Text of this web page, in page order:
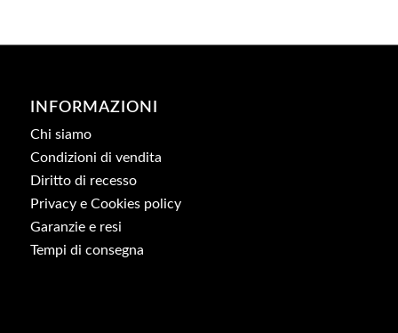
INFORMAZIONI
Chi siamo
Condizioni di vendita
Diritto di recesso
Privacy e Cookies policy
Garanzie e resi
Tempi di consegna